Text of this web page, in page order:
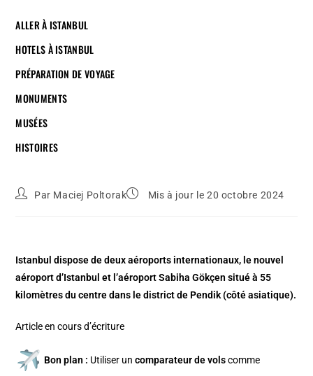
ALLER À ISTANBUL
HOTELS À ISTANBUL
PRÉPARATION DE VOYAGE
MONUMENTS
MUSÉES
HISTOIRES
Par Maciej Poltorak Mis à jour le 20 octobre 2024
Istanbul dispose de deux aéroports internationaux, le nouvel
aéroport d’Istanbul et l’aéroport Sabiha Gökçen situé à 55
kilomètres du centre dans le district de Pendik (côté asiatique).
Article en cours d’écriture
Bon plan : Utiliser uncomparateur de volscomme